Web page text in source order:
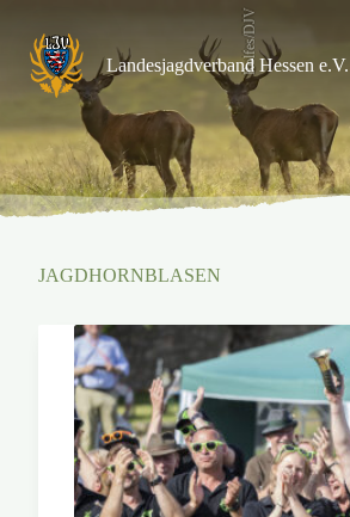
springen
Landesjagdverband Hessen e.V.
Rolfes/DJV
JAGDHORNBLASEN